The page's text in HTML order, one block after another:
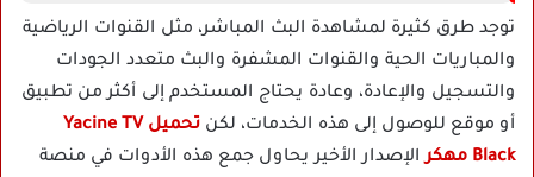
توجد طرق كثيرة لمشاهدة البث المباشر، مثل القنوات الرياضية
والمباريات الحية والقنوات المشفرة والبث متعدد الجودات
والتسجيل والإعادة، وعادة يحتاج المستخدم إلى أكثر من تطبيق
أو موقع للوصول إلى هذه الخدمات، لكن
تحميل Yacine TV
Black مهكر
الإصدار الأخير يحاول جمع هذه الأدوات في منصة